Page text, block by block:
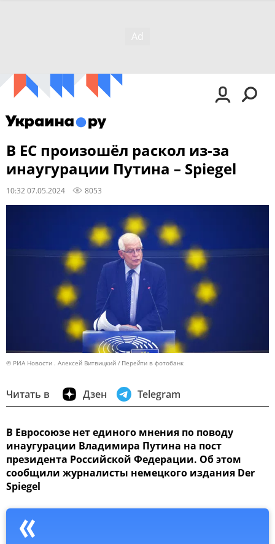
В ЕС произошёл раскол из-за
инаугурации Путина – Spiegel
10:32 07.05.2024 8053
© РИА Новости . Алексей Витвицкий Перейти в фотобанк
Читать в Дзен Telegram
В Евросоюзе нет единого мнения по поводу
инаугурации Владимира Путина на пост
президента Российской Федерации. Об этом
сообщили журналисты немецкого издания Der
Spiegel